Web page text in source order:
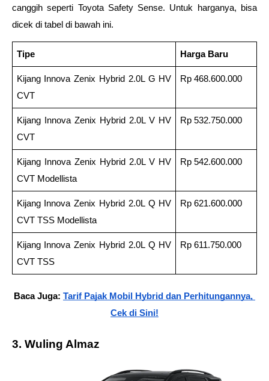
canggih seperti Toyota Safety Sense. Untuk harganya, bisa
dicek di tabel di bawah ini.
Tipe Harga Baru
Kijang Innova Zenix Hybrid 2.0L G HV
CVT
Rp 468.600.000
Kijang Innova Zenix Hybrid 2.0L V HV
CVT
Rp 532.750.000
Kijang Innova Zenix Hybrid 2.0L V HV
CVT Modellista
Rp 542.600.000
Kijang Innova Zenix Hybrid 2.0L Q HV
CVT TSS Modellista
Rp 621.600.000
Kijang Innova Zenix Hybrid 2.0L Q HV
CVT TSS
Rp 611.750.000
Baca Juga: Tarif Pajak Mobil Hybrid dan Perhitungannya,
Cek di Sini!
3. Wuling Almaz